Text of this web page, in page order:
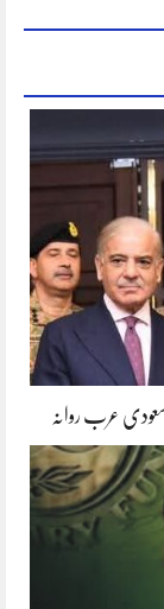
عرب روانہ